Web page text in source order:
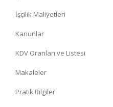
İşçilik Maliyetleri
Kanunlar
KDV Oranları ve Listesi
Makaleler
Pratik Bilgiler